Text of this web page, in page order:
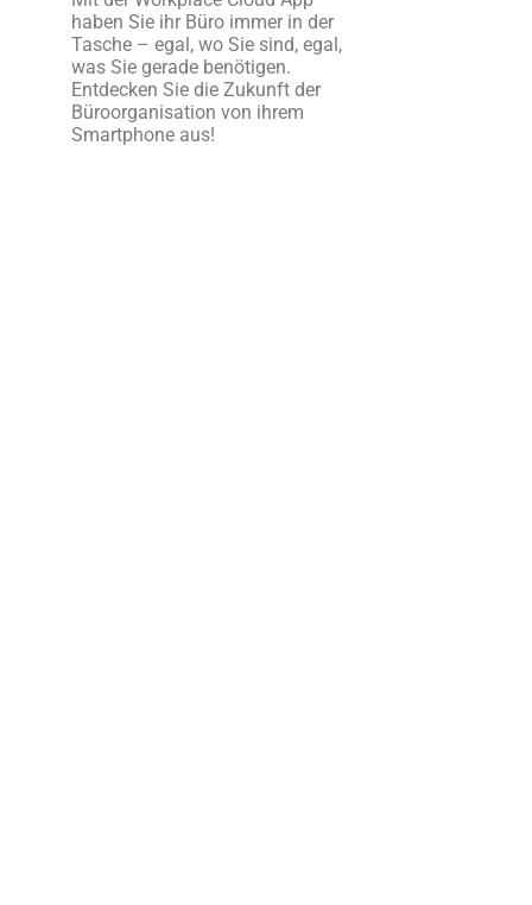
haben Sie ihr Büro immer in der
Tasche – egal, wo Sie sind, egal,
was Sie gerade benötigen.
Entdecken Sie die Zukunft der
Büroorganisation von ihrem
Smartphone aus!